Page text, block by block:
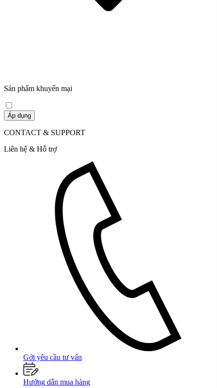
Sản phẩm khuyến mại
Áp dụng
CONTACT & SUPPORT
Liên hệ & Hỗ trợ
Gởi yêu cầu tư vấn
Hướng dẫn mua hàng